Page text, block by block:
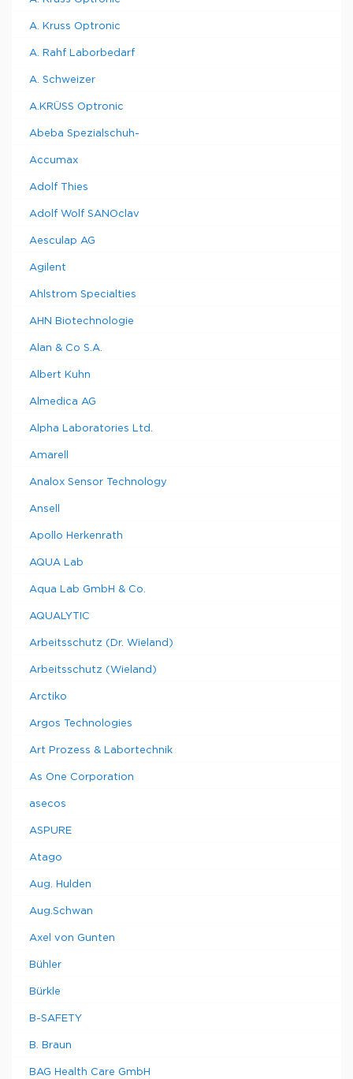
A. Kruss Optronic
A. Rahf Laborbedarf
A. Schweizer
A.KRÜSS Optronic
Abeba Spezialschuh-
Accumax
Adolf Thies
Adolf Wolf SANOclav
Aesculap AG
Agilent
Ahlstrom Specialties
AHN Biotechnologie
Alan & Co S.A.
Albert Kuhn
Almedica AG
Alpha Laboratories Ltd.
Amarell
Analox Sensor Technology
Ansell
Apollo Herkenrath
AQUA Lab
Aqua Lab GmbH & Co.
AQUALYTIC
Arbeitsschutz (Dr. Wieland)
Arbeitsschutz (Wieland)
Arctiko
Argos Technologies
Art Prozess & Labortechnik
As One Corporation
asecos
ASPURE
Atago
Aug. Hulden
Aug.Schwan
Axel von Gunten
Bühler
Bürkle
B-SAFETY
B. Braun
BAG Health Care GmbH